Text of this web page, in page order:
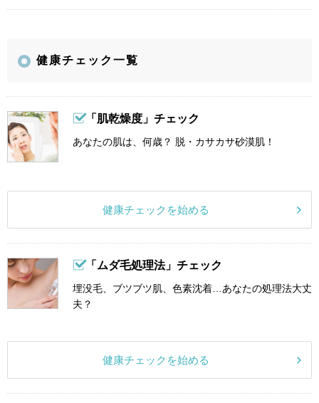
健康チェック一覧
「肌乾燥度」チェック
あなたの肌は、何歳？ 脱・カサカサ砂漠肌！
健康チェックを始める
「ムダ毛処理法」チェック
埋没毛、ブツブツ肌、色素沈着…あなたの処理法大丈
夫？
健康チェックを始める